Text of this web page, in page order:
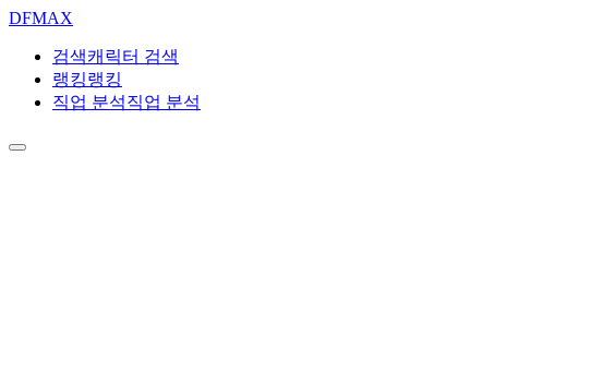
DFMAX
검색캐릭터 검색
랭킹랭킹
직업 분석직업 분석